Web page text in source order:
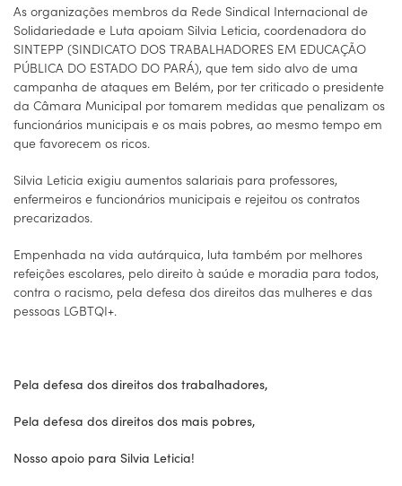
As organizações membros da Rede Sindical Internacional de
Solidariedade e Luta apoiam Silvia Leticia, coordenadora do
SINTEPP (SINDICATO DOS TRABALHADORES EM EDUCAÇÃO
PÚBLICA DO ESTADO DO PARÁ), que tem sido alvo de uma
campanha de ataques em Belém, por ter criticado o presidente
da Câmara Municipal por tomarem medidas que penalizam os
funcionários municipais e os mais pobres, ao mesmo tempo em
que favorecem os ricos.
Silvia Leticia exigiu aumentos salariais para professores,
enfermeiros e funcionários municipais e rejeitou os contratos
precarizados.
Empenhada na vida autárquica, luta também por melhores
refeições escolares, pelo direito à saúde e moradia para todos,
contra o racismo, pela defesa dos direitos das mulheres e das
pessoas LGBTQI+.
Pela defesa dos direitos dos trabalhadores,
Pela defesa dos direitos dos mais pobres,
Nosso apoio para Silvia Leticia!